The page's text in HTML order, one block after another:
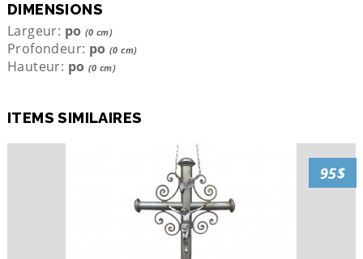
DIMENSIONS
Largeur: po (0 cm)
Profondeur: po (0 cm)
Hauteur: po (0 cm)
ITEMS SIMILAIRES
95$